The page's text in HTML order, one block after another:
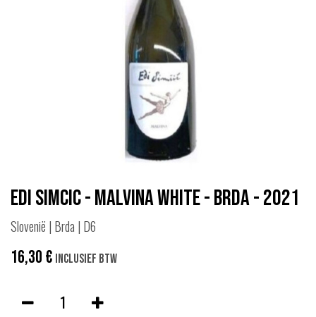
Edi Simcic - Malvina White - Brda - 2021
Slovenië | Brda | D6
16,30€ Inclusief btw